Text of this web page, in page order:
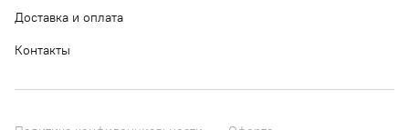
Доставка и оплата
Контакты